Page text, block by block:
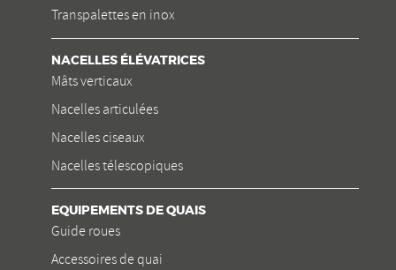
Transpalettes en inox
NACELLES ÉLÉVATRICES
Mâts verticaux
Nacelles articulées
Nacelles ciseaux
Nacelles télescopiques
EQUIPEMENTS DE QUAIS
Guide roues
Accessoires de quai